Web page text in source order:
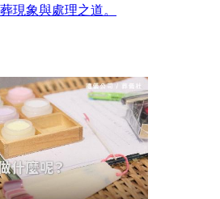
現象與處理之道。